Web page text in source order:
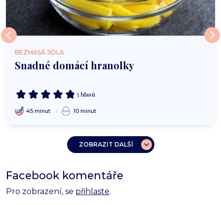
BEZMASÁ JÍDLA
Snadné domácí hranolky
5 hlasů
45 minut 10 minut
ZOBRAZIT DALŠÍ
Facebook komentáře
Pro zobrazení, se přihlaste.